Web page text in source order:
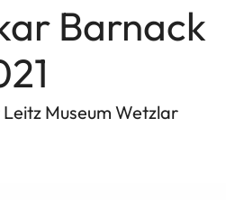
Barnack
Museum Wetzlar